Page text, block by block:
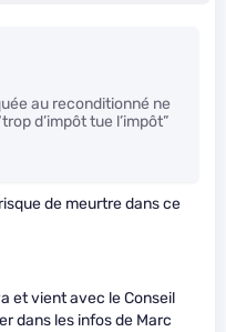
au reconditionné ne
d’impôt tue l’impôt”
de meurtre dans ce
et vient avec le Conseil
dans les infos de Marc